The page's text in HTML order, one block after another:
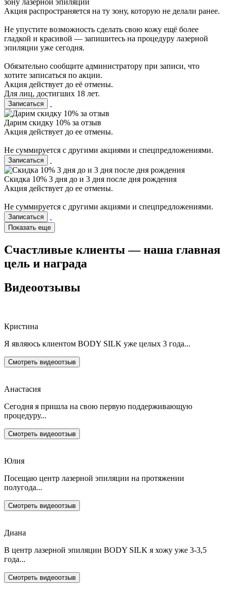
Акция распространяется на ту зону, которую не делали ранее.
Не упустите возможность сделать свою кожу ещё более
гладкой и красивой — запишитесь на процедуру лазерной
эпиляции уже сегодня.
Обязательно сообщите администратору при записи, что
хотите записаться по акции.
Акция действует до её отмены.
Для лиц, достигших 18 лет.
Записаться
Дарим скидку 10% за отзыв
Акция действует до ее отмены.
Не суммируется с другими акциями и спецпредложениями.
Записаться
Скидка 10% 3 дня до и 3 дня после дня рождения
Акция действует до ее отмены.
Не суммируется с другими акциями и спецпредложениями.
Записаться
Показать еще
Счастливые клиенты — наша главная
цель и награда
Видеоотзывы
Кристина
Я являюсь клиентом BODY SILK уже целых 3 года...
Смотреть видеоотзыв
Анастасия
Сегодня я пришла на свою первую поддерживающую
процедуру...
Смотреть видеоотзыв
Юлия
Посещаю центр лазерной эпиляции на протяжении
полугода...
Смотреть видеоотзыв
Диана
В центр лазерной эпиляции BODY SILK я хожу уже 3-3,5
года...
Смотреть видеоотзыв